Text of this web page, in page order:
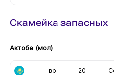
Скамейка запасных
Актобе (мол)
вр 20